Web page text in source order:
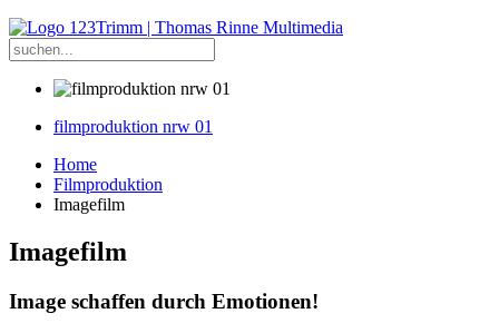
filmproduktion nrw 01
Home
Filmproduktion
Imagefilm
Imagefilm
Image schaffen durch Emotionen!